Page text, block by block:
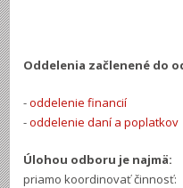
Oddelenia začlenené do
-oddelenie financií
-oddelenie daní a poplatkov
Úlohou odboru je najmä:
priamo koordinovať činnosť: